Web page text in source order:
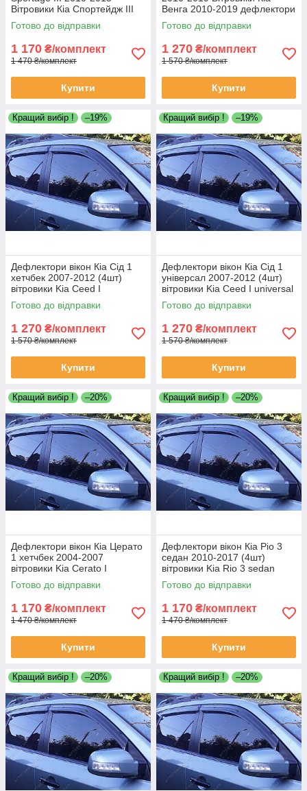
Вітровики Кіа Спортейдж III
2010-2015 дефлектори 4шт
Готово до відправки
1 170 ₴/комплект
1 470 ₴/комплект
Купити
Венга 2010-2019 дефлектори
4шт
Готово до відправки
1 270 ₴/комплект
1 570 ₴/комплект
Купити
Кращий вибір ! –19%
Дефлектори вікон Кіа Сід 1
хетчбек 2007-2012 (4шт)
вітровики Kia Ceed I
hatchback 2007-2012 (4шт)
дефлектори
Готово до відправки
1 270 ₴/комплект
1 570 ₴/комплект
Купити
Кращий вибір ! –19%
Дефлектори вікон Кіа Сід 1
універсал 2007-2012 (4шт)
вітровики Kia Ceed I universal
2007-2012 (4шт) дефлектори
Готово до відправки
1 270 ₴/комплект
1 570 ₴/комплект
Купити
Кращий вибір ! –20%
Дефлектори вікон Кіа Церато
1 хетчбек 2004-2007
вітровики Kia Cerato I
hatchback 2004-2007
дефлектори 4шт
Готово до відправки
1 170 ₴/комплект
1 470 ₴/комплект
Купити
Кращий вибір ! –20%
Дефлектори вікон Кіа Ріо 3
седан 2010-2017 (4шт)
вітровики Kia Rio 3 sedan
2010-2017 (4шт) дефлектори
Готово до відправки
1 170 ₴/комплект
1 470 ₴/комплект
Купити
Кращий вибір ! –20% Кращий вибір ! –20%